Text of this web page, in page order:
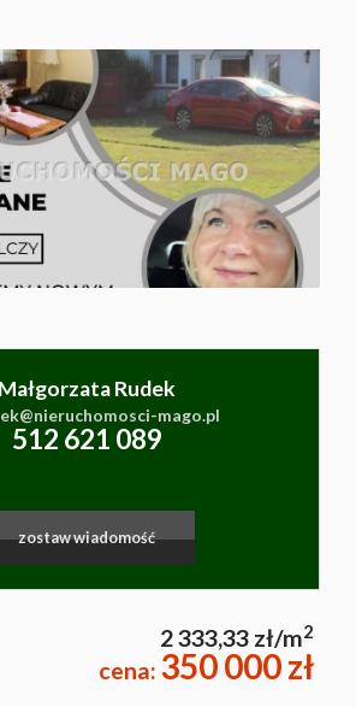
mnie
Kontakt
Rodo
Małgorzata Rudek
mago.pl
512 621 089
zostaw wiadomość
2 333,33 zł/m2
cena: 350 000 zł